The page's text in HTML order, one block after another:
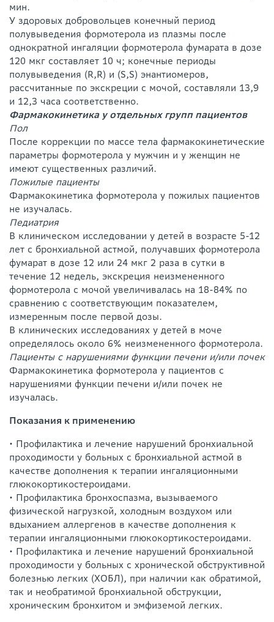
мин.
У здоровых добровольцев конечный период
полувыведения формотерола из плазмы после
однократной ингаляции формотерола фумарата в дозе
120 мкг составляет 10 ч; конечные периоды
полувыведения (R,R) и (S,S) энантиомеров,
рассчитанные по экскреции с мочой, составляли 13,9
и 12,3 часа соответственно.
Фармакокинетика у отдельных групп пациентов
Пол
После коррекции по массе тела фармакокинетические
параметры формотерола у мужчин и у женщин не
имеют существенных различий.
Пожилые пациенты
Фармакокинетика формотерола у пожилых пациентов
не изучалась.
Педиатрия
В клиническом исследовании у детей в возрасте 5-12
лет с бронхиальной астмой, получавших формотерола
фумарат в дозе 12 или 24 мкг 2 раза в сутки в
течение 12 недель, экскреция неизмененного
формотерола с мочой увеличивалась на 18-84% по
сравнению с соответствующим показателем,
измеренным после первой дозы.
В клинических исследованиях у детей в моче
определялось около 6% неизмененного формотерола.
Пациенты с нарушениями функции печени и/или почек
Фармакокинетика формотерола у пациентов с
нарушениями функции печени и/или почек не
изучалась.
Показания к применению
• Профилактика и лечение нарушений бронхиальной
проходимости у больных с бронхиальной астмой в
качестве дополнения к терапии ингаляционными
глюкокортикостероидами.
• Профилактика бронхоспазма, вызываемого
физической нагрузкой, холодным воздухом или
вдыханием аллергенов в качестве дополнения к
терапии ингаляционными глюкокортикостероидами.
• Профилактика и лечение нарушений бронхиальной
проходимости у больных c хронической обструктивной
болезнью легких (ХОБЛ), при наличии как обратимой,
так и необратимой бронхиальной обструкции,
хроническим бронхитом и эмфиземой легких.